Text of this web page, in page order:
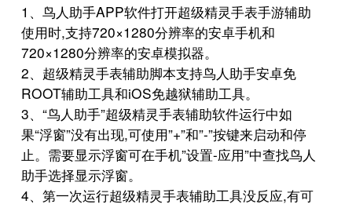
1、鸟人助手APP软件打开超级精灵手表手游辅助
使用时,支持720×1280分辨率的安卓手机和
720×1280分辨率的安卓模拟器。
2、超级精灵手表辅助脚本支持鸟人助手安卓免
ROOT辅助工具和iOS免越狱辅助工具。
3、“鸟人助手”超级精灵手表辅助软件运行中如
果“浮窗”没有出现,可使用”+”和”-”按键来启动和停
止。需要显示浮窗可在手机”设置-应用”中查找鸟人
助手选择显示浮窗。
4、第一次运行超级精灵手表辅助工具没反应,有可